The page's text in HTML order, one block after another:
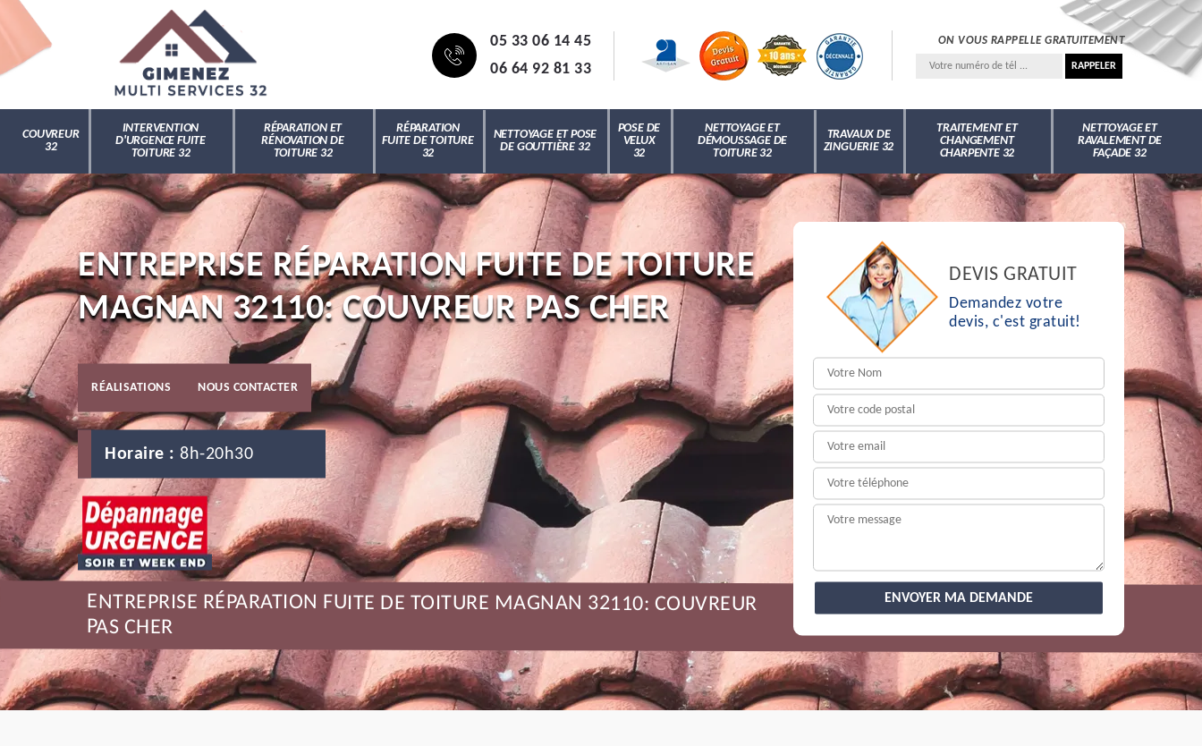
05 33 06 14 45
06 64 92 81 33
ON VOUS RAPPELLE GRATUITEMENT
COUVREUR
32
INTERVENTION
D'URGENCE FUITE
TOITURE 32
RÉPARATION ET
RÉNOVATION DE
TOITURE 32
RÉPARATION
FUITE DE TOITURE
32
NETTOYAGE ET POSE
DE GOUTTIÈRE 32
POSE DE
VELUX
32
NETTOYAGE ET
DÉMOUSSAGE DE
TOITURE 32
TRAVAUX DE
ZINGUERIE 32
TRAITEMENT ET
CHANGEMENT
CHARPENTE 32
NETTOYAGE ET
RAVALEMENT DE
FAÇADE 32
ENTREPRISE RÉPARATION FUITE DE TOITURE
MAGNAN 32110: COUVREUR PAS CHER
RÉALISATIONS NOUS CONTACTER
Horaire : 8h-20h30
DEVIS GRATUIT
Demandez votre
devis, c'est gratuit!
ENTREPRISE RÉPARATION FUITE DE TOITURE MAGNAN 32110: COUVREUR
PAS CHER